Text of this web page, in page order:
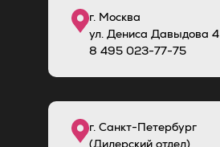
г. Москва
ул. Дениса Давыдова 4
8 495 023-77-75
г. Санкт-Петербург
(Дилерский отдел)